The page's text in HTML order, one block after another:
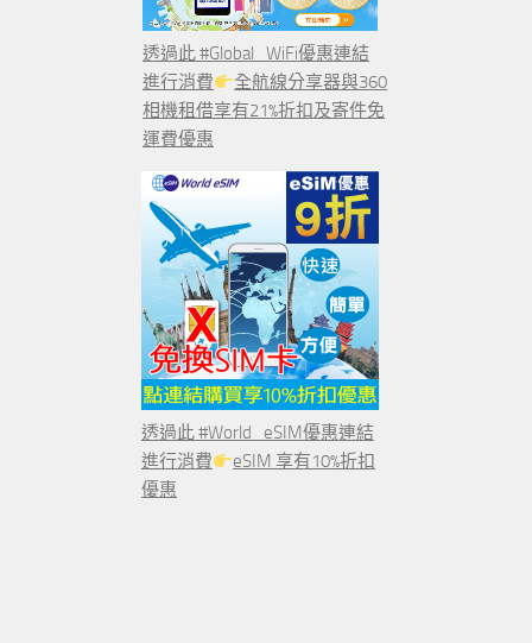
透過此 #Global_WiFi優惠連結
進行消費
全航線分享器與360
相機租借享有21%折扣及寄件免
運費優惠
透過此 #World_eSIM優惠連結
進行消費
eSIM 享有10%折扣
優惠